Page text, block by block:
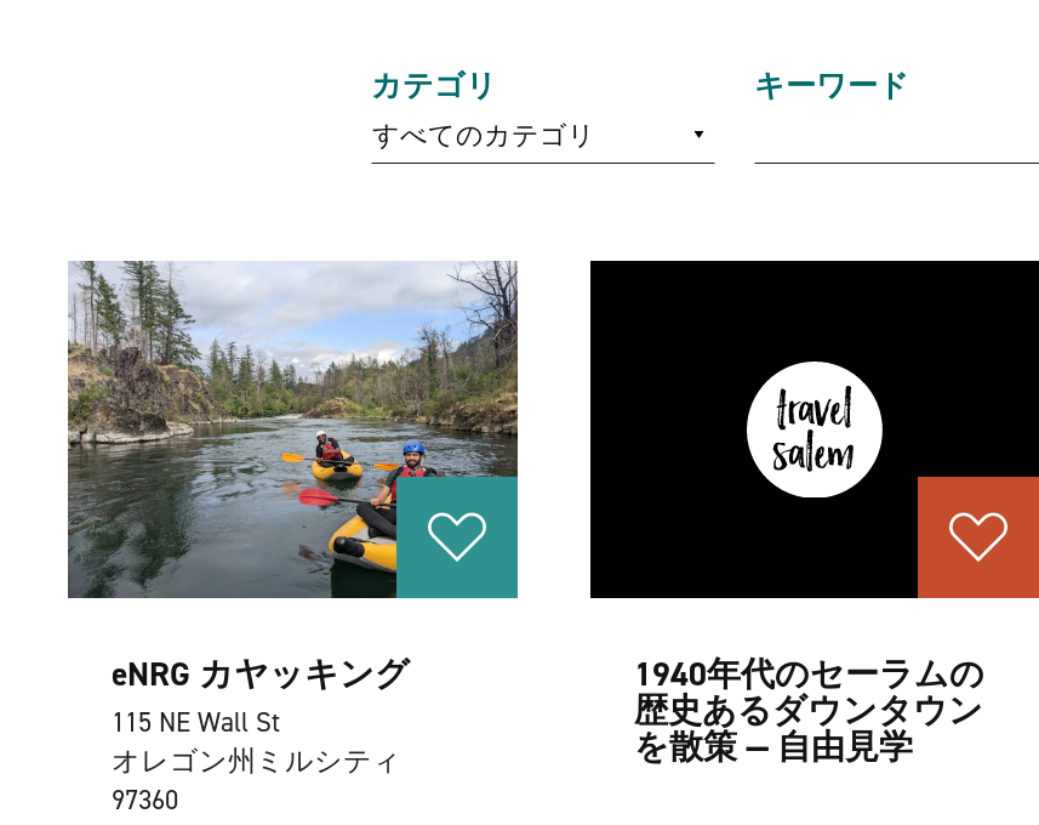
カテゴリ
すべてのカテゴリ
キーワード
eNRG カヤッキング
115 NE Wall St
オレゴン州ミルシティ
97360
1940年代のセーラムの
歴史あるダウンタウン
を散策 — 自由見学